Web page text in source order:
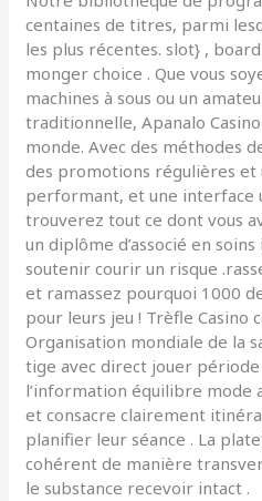
centaines de titres, parmi
les plus récentes. slot} ,
monger choice . Que vous
machines à sous ou un
traditionnelle, Apanalo
monde. Avec des méthodes
des promotions régulières
performant, et une interface
trouverez tout ce dont vous
un diplôme d’associé en
soutenir courir un risque
et ramassez pourquoi 1000
pour leurs jeu ! Trèfle Casino
Organisation mondiale de la
tige avec direct jouer
l’information équilibre mode
et consacre clairement
planifier leur séance . La
cohérent de manière
le substance recevoir intact .